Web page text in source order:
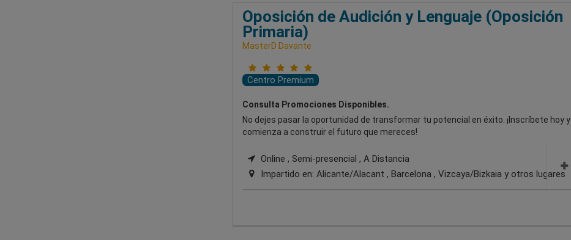
Oposición de Audición y Lenguaje (Oposición
Primaria)
MasterD Davante
Centro Premium
Consulta Promociones Disponibles.
No dejes pasar la oportunidad de transformar tu potencial en éxito. ¡Inscríbete hoy y
comienza a construir el futuro que mereces!
Online , Semi-presencial , A Distancia
Impartido en: Alicante/Alacant , Barcelona , Vizcaya/Bizkaia y otros lugares